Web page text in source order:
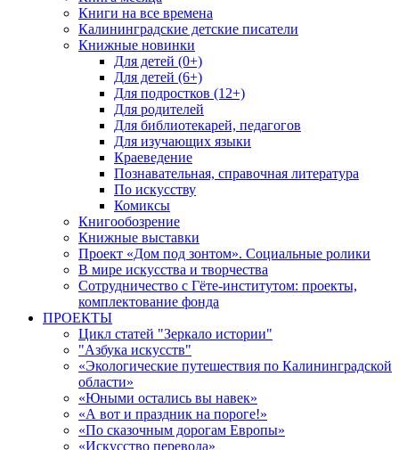
Книги на все времена
Калининградские детские писатели
Книжные новинки
Для детей (0+)
Для детей (6+)
Для подростков (12+)
Для родителей
Для библиотекарей, педагогов
Для изучающих языки
Краеведение
Познавательная, справочная литература
По искусству
Комиксы
Книгообозрение
Книжные выставки
Проект «Дом под зонтом». Социальные ролики
В мире искусства и творчества
Сотрудничество с Гёте-институтом: проекты,
комплектование фонда
ПРОЕКТЫ
Цикл статей "Зеркало истории"
"Азбука искусств"
«Экологические путешествия по Калининградской
области»
«Юными остались вы навек»
«А вот и праздник на пороге!»
«По сказочным дорогам Европы»
«Искусство перевода»